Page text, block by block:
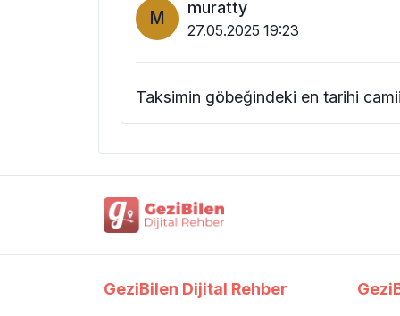
M muratty
27.05.2025 19:23
Taksimin göbeğindeki en tarihi
GeziBilen Dijital Rehber